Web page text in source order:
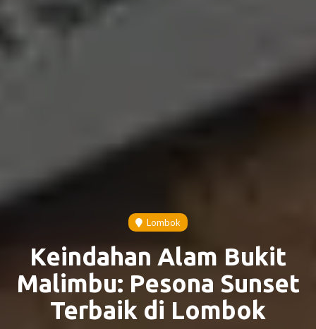
Lombok
Keindahan Alam Bukit
Malimbu: Pesona Sunset
Terbaik di Lombok